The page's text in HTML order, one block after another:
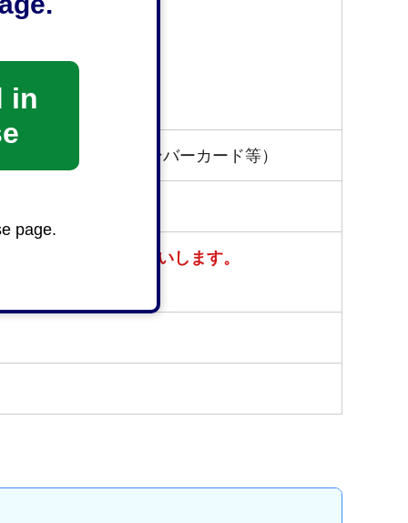
in
page.
転免許証、マイナンバーカード等）
で、ご協力をお願いします。